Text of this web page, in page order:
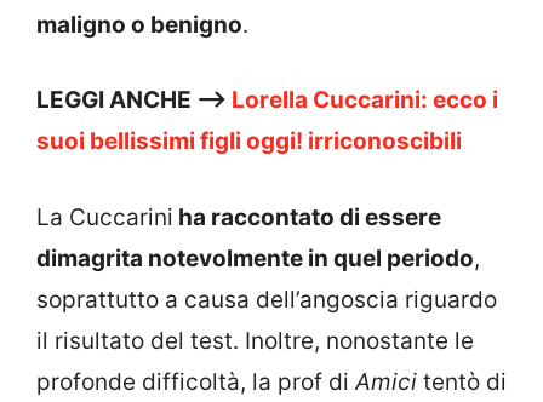
maligno o benigno.
LEGGI ANCHE —> Lorella Cuccarini: ecco i
suoi bellissimi figli oggi! irriconoscibili
La Cuccarini ha raccontato di essere
dimagrita notevolmente in quel periodo,
soprattutto a causa dell’angoscia riguardo
il risultato del test. Inoltre, nonostante le
profonde difficoltà, la prof di Amici tentò di